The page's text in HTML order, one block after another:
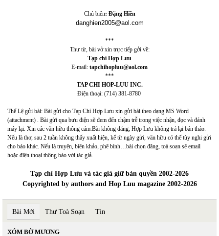
Chủ biên: Đặng Hiền
danghien2005@aol.com
***
Thư từ, bài vở xin trực tiếp gởi về:
Tạp chí Hợp Lưu
E-mail: tapchihopluu@aol.com
***
TAP CHI HOP-LUU INC.
Điện thoại: (714) 381-8780
Thể Lệ gửi bài: Bài gửi cho Tạp Chí Hợp Lưu xin gửi bài theo dạng MS Word
(attachment) . Bài gửi qua bưu điện sẽ đem đến chậm trễ trong việc nhận, đọc và đánh
máy lại. Xin các văn hữu thông cảm.Bài không đăng, Hợp Lưu không trả lại bản thảo.
Nếu là thơ, sau 2 tuần không thấy xuất hiện, kể từ ngày gửi, văn hữu có thể tùy nghi gửi
cho báo khác. Nếu là truyện, biên khảo, phê bình…bài chọn đăng, toà soạn sẽ email
hoặc điện thoại thông báo với tác giả.
Tạp chí Hợp Lưu và tác giả giữ bản quyền 2002-2026
Copyrighted by authors and Hop Luu magazine 2002-2026
Bài Mới Thư Toà Soạn Tin
XÓM BỜ MƯƠNG